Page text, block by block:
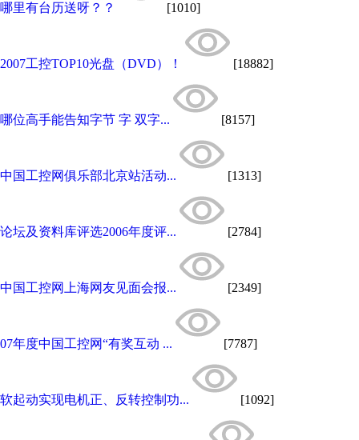
哪里有台历送呀？？ [1010]
2007工控TOP10光盘（DVD）！ [18882]
哪位高手能告知字节 字 双字... [8157]
中国工控网俱乐部北京站活动... [1313]
论坛及资料库评选2006年度评... [2784]
中国工控网上海网友见面会报... [2349]
07年度中国工控网“有奖互动 ... [7787]
软起动实现电机正、反转控制功... [1092]